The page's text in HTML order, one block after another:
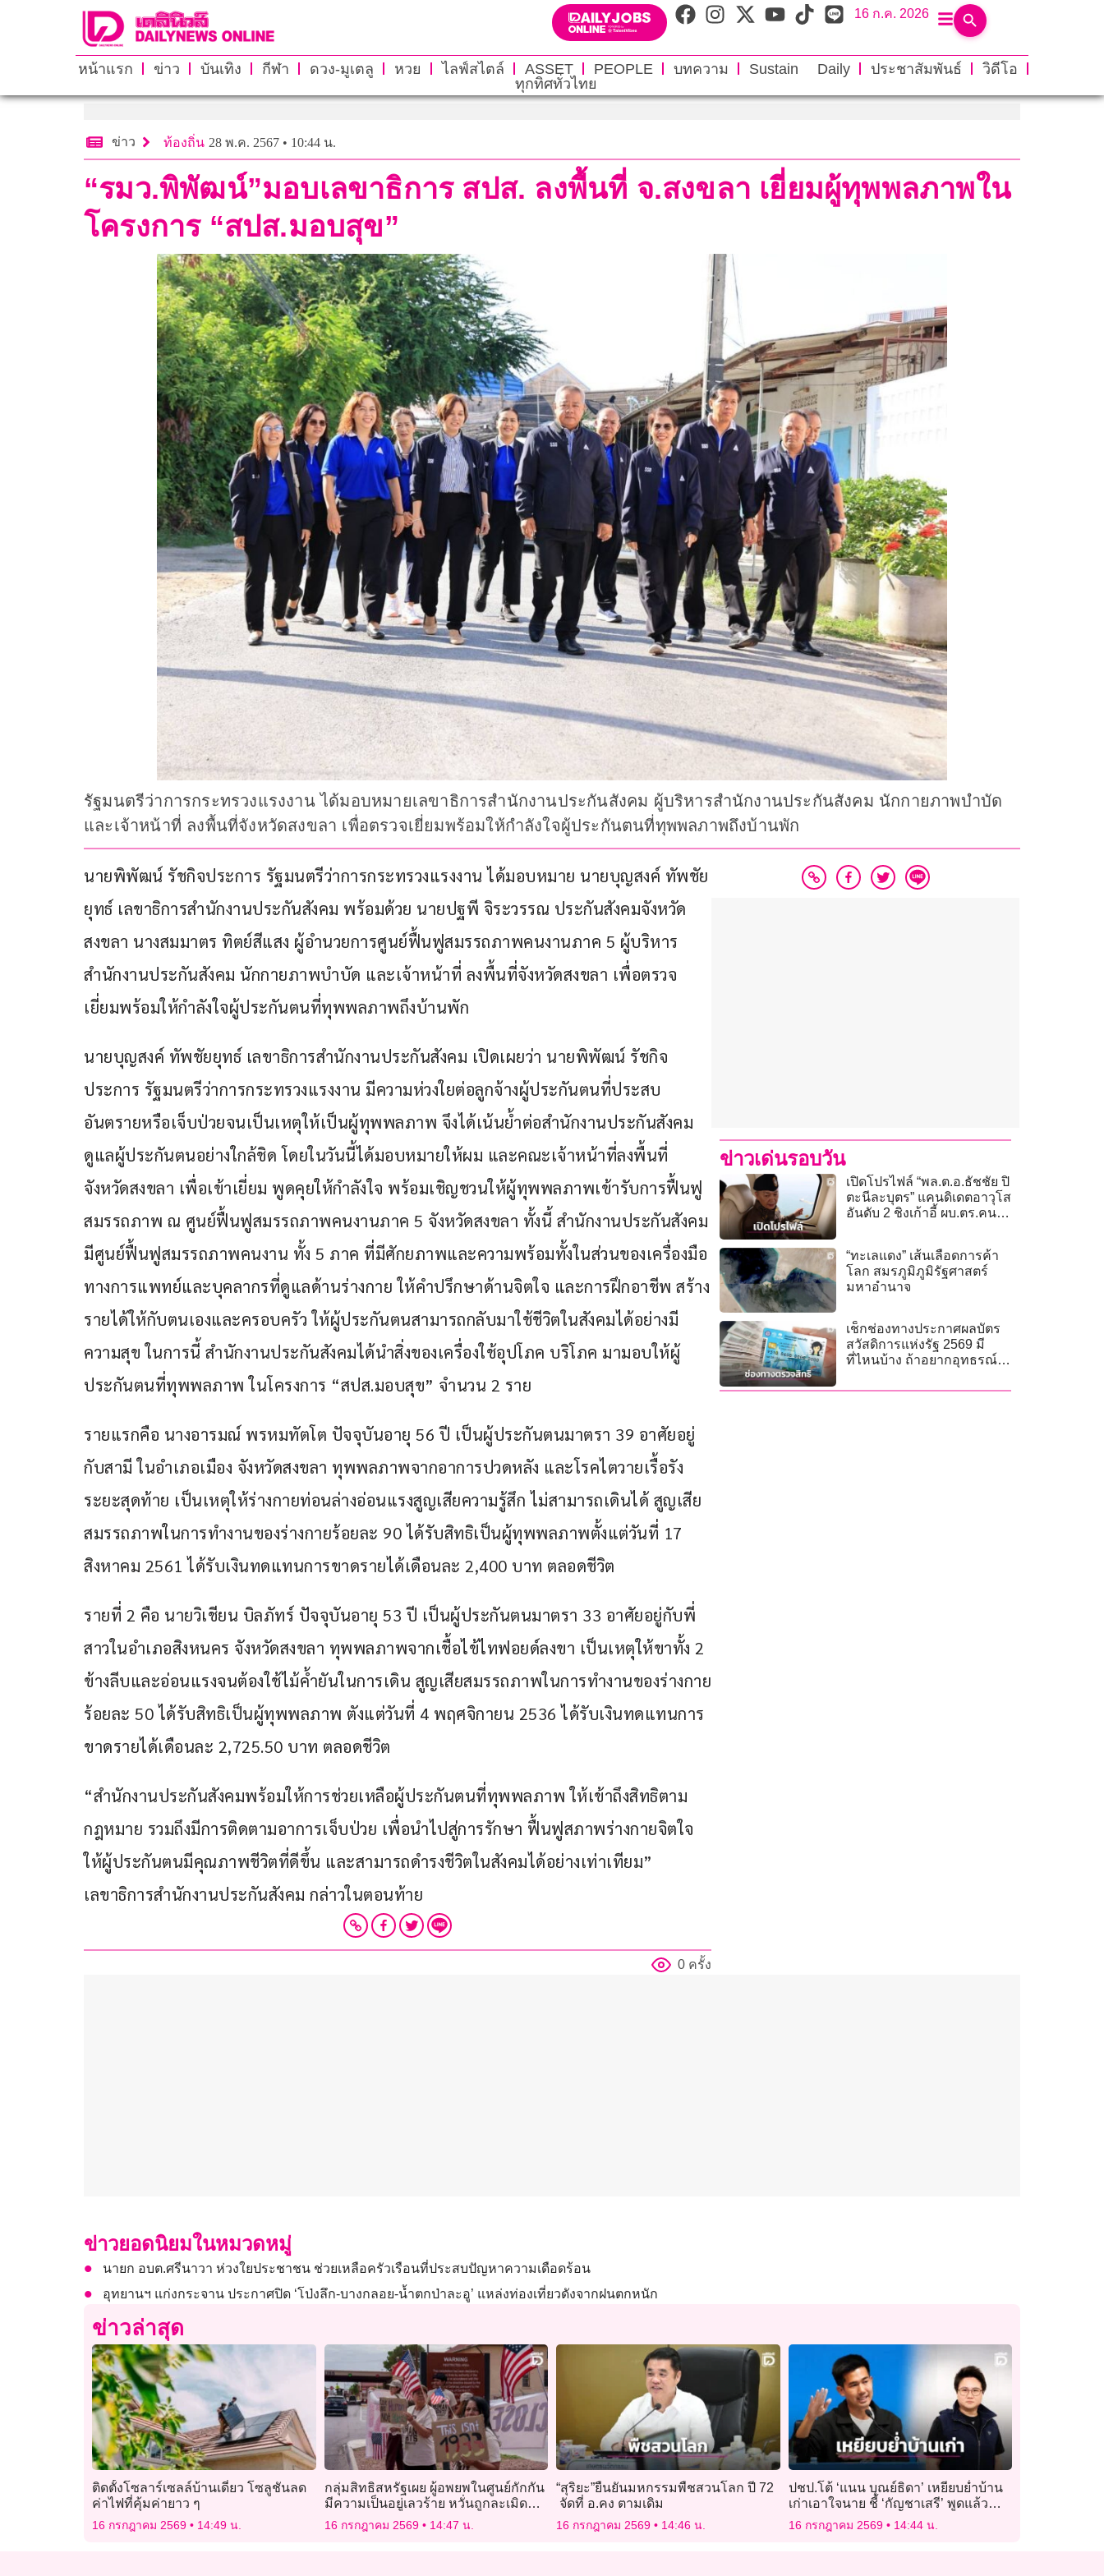
16 ก.ค. 2026
หน้าแรก ข่าว บันเทิง กีฬา ดวง-มูเตลู หวย ไลฟ์สไตล์ ASSET PEOPLE บทความ Sustain Daily ประชาสัมพันธ์
วิดีโอ
ทุกทิศทั่วไทย
ข่าว ท้องถิ่น 28 พ.ค. 2567 • 10:44 น.
“รมว.พิพัฒน์”มอบเลขาธิการ สปส. ลงพื้นที่ จ.สงขลา เยี่ยมผู้ทุพพลภาพใน
โครงการ “สปส.มอบสุข”
รัฐมนตรีว่าการกระทรวงแรงงาน ได้มอบหมายเลขาธิการสำนักงานประกันสังคม ผู้บริหารสำนักงานประกันสังคม นักกายภาพบำบัด
และเจ้าหน้าที่ ลงพื้นที่จังหวัดสงขลา เพื่อตรวจเยี่ยมพร้อมให้กำลังใจผู้ประกันตนที่ทุพพลภาพถึงบ้านพัก
นายพิพัฒน์ รัชกิจประการ รัฐมนตรีว่าการกระทรวงแรงงาน ได้มอบหมาย นายบุญสงค์ ทัพชัย
ยุทธ์ เลขาธิการสำนักงานประกันสังคม พร้อมด้วย นายปฐพี จิระวรรณ ประกันสังคมจังหวัด
สงขลา นางสมมาตร ทิตย์สีแสง ผู้อำนวยการศูนย์ฟื้นฟูสมรรถภาพคนงานภาค 5 ผู้บริหาร
สำนักงานประกันสังคม นักกายภาพบำบัด และเจ้าหน้าที่ ลงพื้นที่จังหวัดสงขลา เพื่อตรวจ
เยี่ยมพร้อมให้กำลังใจผู้ประกันตนที่ทุพพลภาพถึงบ้านพัก
นายบุญสงค์ ทัพชัยยุทธ์ เลขาธิการสำนักงานประกันสังคม เปิดเผยว่า นายพิพัฒน์ รัชกิจ
ประการ รัฐมนตรีว่าการกระทรวงแรงงาน มีความห่วงใยต่อลูกจ้างผู้ประกันตนที่ประสบ
อันตรายหรือเจ็บป่วยจนเป็นเหตุให้เป็นผู้ทุพพลภาพ จึงได้เน้นย้ำต่อสำนักงานประกันสังคม
ดูแลผู้ประกันตนอย่างใกล้ชิด โดยในวันนี้ได้มอบหมายให้ผม และคณะเจ้าหน้าที่ลงพื้นที่
จังหวัดสงขลา เพื่อเข้าเยี่ยม พูดคุยให้กำลังใจ พร้อมเชิญชวนให้ผู้ทุพพลภาพเข้ารับการฟื้นฟู
สมรรถภาพ ณ ศูนย์ฟื้นฟูสมรรถภาพคนงานภาค 5 จังหวัดสงขลา ทั้งนี้ สำนักงานประกันสังคม
มีศูนย์ฟื้นฟูสมรรถภาพคนงาน ทั้ง 5 ภาค ที่มีศักยภาพและความพร้อมทั้งในส่วนของเครื่องมือ
ทางการแพทย์และบุคลากรที่ดูแลด้านร่างกาย ให้คำปรึกษาด้านจิตใจ และการฝึกอาชีพ สร้าง
รายได้ให้กับตนเองและครอบครัว ให้ผู้ประกันตนสามารถกลับมาใช้ชีวิตในสังคมได้อย่างมี
ความสุข ในการนี้ สำนักงานประกันสังคมได้นำสิ่งของเครื่องใช้อุปโภค บริโภค มามอบให้ผู้
ประกันตนที่ทุพพลภาพ ในโครงการ “สปส.มอบสุข” จำนวน 2 ราย
รายแรกคือ นางอารมณ์ พรหมทัตโต ปัจจุบันอายุ 56 ปี เป็นผู้ประกันตนมาตรา 39 อาศัยอยู่
กับสามี ในอำเภอเมือง จังหวัดสงขลา ทุพพลภาพจากอาการปวดหลัง และโรคไตวายเรื้อรัง
ระยะสุดท้าย เป็นเหตุให้ร่างกายท่อนล่างอ่อนแรงสูญเสียความรู้สึก ไม่สามารถเดินได้ สูญเสีย
สมรรถภาพในการทำงานของร่างกายร้อยละ 90 ได้รับสิทธิเป็นผู้ทุพพลภาพตั้งแต่วันที่ 17
สิงหาคม 2561 ได้รับเงินทดแทนการขาดรายได้เดือนละ 2,400 บาท ตลอดชีวิต
รายที่ 2 คือ นายวิเชียน บิลภัทร์ ปัจจุบันอายุ 53 ปี เป็นผู้ประกันตนมาตรา 33 อาศัยอยู่กับพี่
สาวในอำเภอสิงหนคร จังหวัดสงขลา ทุพพลภาพจากเชื้อไข้ไทฟอยด์ลงขา เป็นเหตุให้ขาทั้ง 2
ข้างลีบและอ่อนแรงจนต้องใช้ไม้ค้ำยันในการเดิน สูญเสียสมรรถภาพในการทำงานของร่างกาย
ร้อยละ 50 ได้รับสิทธิเป็นผู้ทุพพลภาพ ตังแต่วันที่ 4 พฤศจิกายน 2536 ได้รับเงินทดแทนการ
ขาดรายได้เดือนละ 2,725.50 บาท ตลอดชีวิต
“สำนักงานประกันสังคมพร้อมให้การช่วยเหลือผู้ประกันตนที่ทุพพลภาพ ให้เข้าถึงสิทธิตาม
กฎหมาย รวมถึงมีการติดตามอาการเจ็บป่วย เพื่อนำไปสู่การรักษา ฟื้นฟูสภาพร่างกายจิตใจ
ให้ผู้ประกันตนมีคุณภาพชีวิตที่ดีขึ้น และสามารถดำรงชีวิตในสังคมได้อย่างเท่าเทียม”
เลขาธิการสำนักงานประกันสังคม กล่าวในตอนท้าย
0 ครั้ง
ข่าวเด่นรอบวัน
เปิดโปรไฟล์ “พล.ต.อ.ธัชชัย ปิ
ตะนีละบุตร” แคนดิเดตอาวุโส
อันดับ 2 ชิงเก้าอี้ ผบ.ตร.คนที่
“ทะเลแดง” เส้นเลือดการค้า
โลก สมรภูมิภูมิรัฐศาสตร์
มหาอำนาจ
เช็กช่องทางประกาศผลบัตร
สวัสดิการแห่งรัฐ 2569 มี
ที่ไหนบ้าง ถ้าอยากอุทธรณ์
ข่าวยอดนิยมในหมวดหมู่
นายก อบต.ศรีนาวา ห่วงใยประชาชน ช่วยเหลือครัวเรือนที่ประสบปัญหาความเดือดร้อน
อุทยานฯ แก่งกระจาน ประกาศปิด ‘โป่งลึก-บางกลอย-น้ำตกป่าละอู’ แหล่งท่องเที่ยวดังจากฝนตกหนัก
ข่าวล่าสุด
ติดตั้งโซลาร์เซลล์บ้านเดี่ยว โซลูชันลด
ค่าไฟที่คุ้มค่ายาว ๆ
16 กรกฎาคม 2569 14:49 น.
กลุ่มสิทธิสหรัฐเผย ผู้อพยพในศูนย์กักกัน
มีความเป็นอยู่เลวร้าย หวั่นถูกละเมิด
สิทธิ
16 กรกฎาคม 2569 14:47 น.
“สุริยะ”ยืนยันมหกรรมพืชสวนโลก ปี 72
จัดที่ อ.คง ตามเดิม
16 กรกฎาคม 2569 14:46 น.
ปชป.โต้ ‘แนน บุณย์ธิดา’ เหยียบย่ำบ้าน
เก่าเอาใจนาย ชี้ ‘กัญชาเสรี’ พูดแล้วทำ
แต่ล้มเหลว
16 กรกฎาคม 2569 14:44 น.